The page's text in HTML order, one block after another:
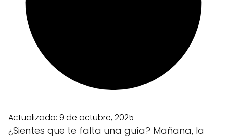
Actualizado: 9 de octubre, 2025
¿Sientes que te falta una guía? Mañana, la